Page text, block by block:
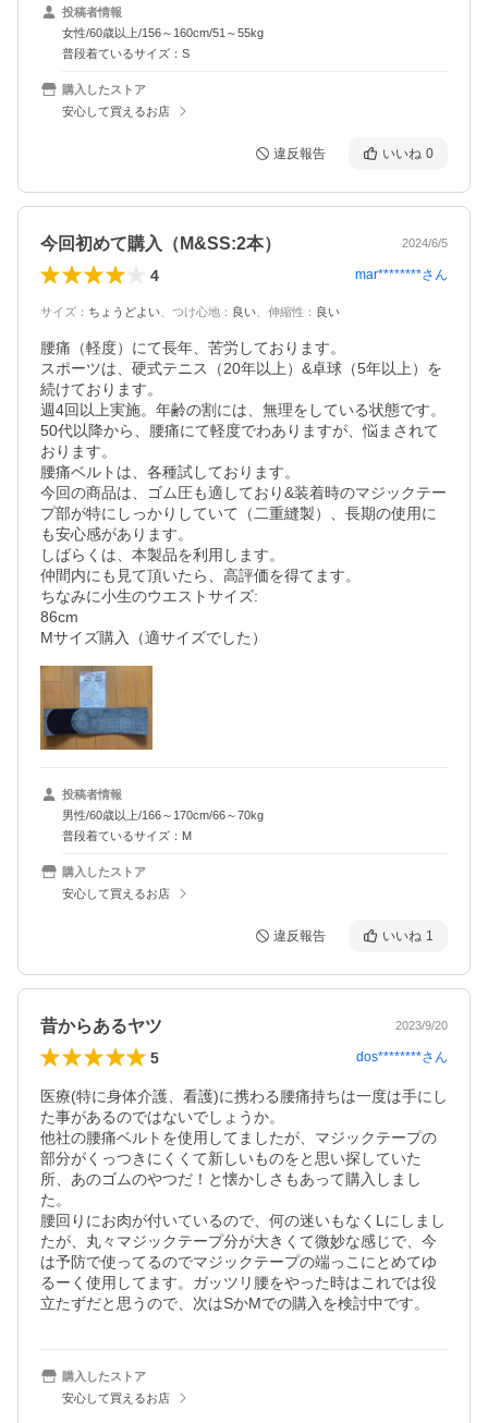
投稿者情報
女性/60歳以上/156～160cm/51～55kg
普段着ているサイズ：S
購入したストア
安心して買えるお店
違反報告 いいね 0
今回初めて購入（M&SS:2本） 2024/6/5
4 mar********さん
サイズ ： ちょうどよい つけ心地 ： 良い 伸縮性 ： 良い
腰痛（軽度）にて長年、苦労しております。
スポーツは、硬式テニス（20年以上）&卓球（5年以上）を
続けております。
週4回以上実施。年齢の割には、無理をしている状態です。
50代以降から、腰痛にて軽度でわありますが、悩まされて
おります。
腰痛ベルトは、各種試しております。
今回の商品は、ゴム圧も適しており&装着時のマジックテー
プ部が特にしっかりしていて（二重縫製）、長期の使用に
も安心感があります。
しばらくは、本製品を利用します。
仲間内にも見て頂いたら、高評価を得てます。
ちなみに小生のウエストサイズ:
86cm
Mサイズ購入（適サイズでした）
投稿者情報
男性/60歳以上/166～170cm/66～70kg
普段着ているサイズ：M
購入したストア
安心して買えるお店
違反報告 いいね 1
昔からあるヤツ 2023/9/20
5 dos********さん
医療(特に身体介護、看護)に携わる腰痛持ちは一度は手にし
た事があるのではないでしょうか。
他社の腰痛ベルトを使用してましたが、マジックテープの
部分がくっつきにくくて新しいものをと思い探していた
所、あのゴムのやつだ！と懐かしさもあって購入しまし
た。
腰回りにお肉が付いているので、何の迷いもなくLにしまし
たが、丸々マジックテープ分が大きくて微妙な感じで、今
は予防で使ってるのでマジックテープの端っこにとめてゆ
るーく使用してます。ガッツリ腰をやった時はこれでは役
立たずだと思うので、次はSかMでの購入を検討中です。
購入したストア
安心して買えるお店